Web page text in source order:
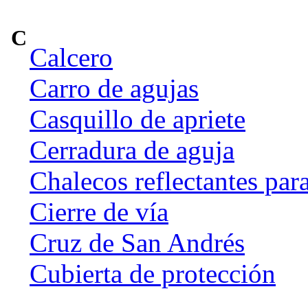
C
Calcero
Carro de agujas
Casquillo de apriete
Cerradura de aguja
Chalecos reflectantes
Cierre de vía
Cruz de San Andrés
Cubierta de protección